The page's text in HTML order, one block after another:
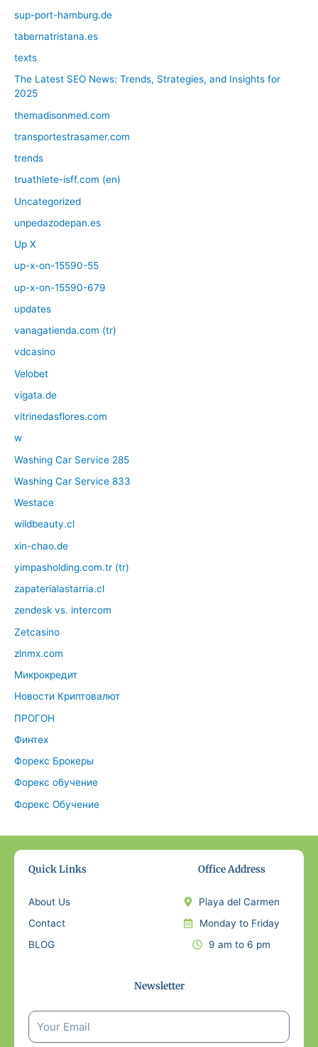
sup-port-hamburg.de
tabernatristana.es
texts
The Latest SEO News: Trends, Strategies, and Insights for
2025
themadisonmed.com
transportestrasamer.com
trends
truathlete-isff.com (en)
Uncategorized
unpedazodepan.es
Up X
up-x-on-15590-55
up-x-on-15590-679
updates
vanagatienda.com (tr)
vdcasino
Velobet
vigata.de
vitrinedasflores.com
w
Washing Car Service 285
Washing Car Service 833
Westace
wildbeauty.cl
xin-chao.de
yimpasholding.com.tr (tr)
zapaterialastarria.cl
zendesk vs. intercom
Zetcasino
zlnmx.com
Микрокредит
Новости Криптовалют
ПРОГОН
Финтех
Форекс Брокеры
Форекс обучение
Форекс Обучение
Quick Links
About Us
Contact
BLOG
Office Address
Playa del Carmen
Monday to Friday
9 am to 6 pm
Newsletter